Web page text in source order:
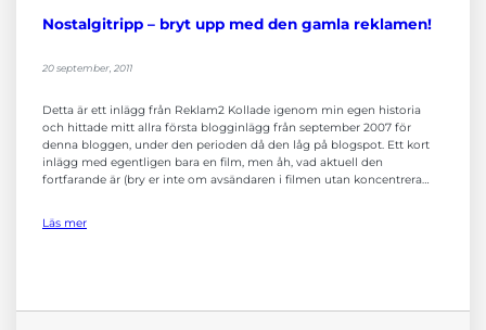
Nostalgitripp – bryt upp med den gamla reklamen!
20 september, 2011
Detta är ett inlägg från Reklam2 Kollade igenom min egen historia
och hittade mitt allra första blogginlägg från september 2007 för
denna bloggen, under den perioden då den låg på blogspot. Ett kort
inlägg med egentligen bara en film, men åh, vad aktuell den
fortfarande är (bry er inte om avsändaren i filmen utan koncentrera…
Läs mer
Dessa kakor